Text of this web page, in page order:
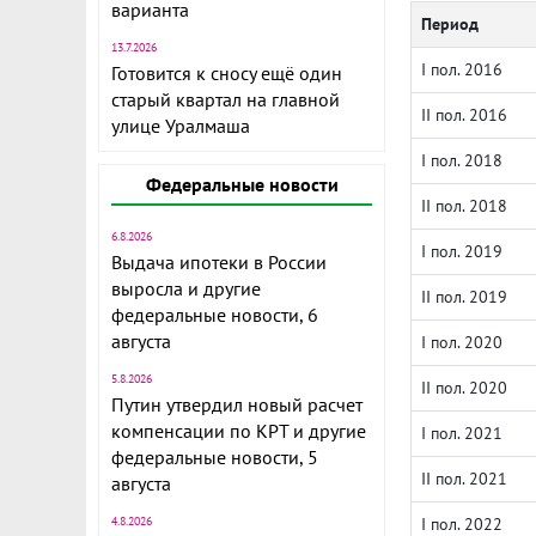
варианта
13.7.2026
Готовится к сносу ещё один
старый квартал на главной
улице Уралмаша
Федеральные новости
6.8.2026
Выдача ипотеки в России
выросла и другие
федеральные новости, 6
августа
5.8.2026
Путин утвердил новый расчет
компенсации по КРТ и другие
федеральные новости, 5
августа
4.8.2026
Период
I пол. 2016
II пол. 2016
I пол. 2018
II пол. 2018
I пол. 2019
II пол. 2019
I пол. 2020
II пол. 2020
I пол. 2021
II пол. 2021
I пол. 2022